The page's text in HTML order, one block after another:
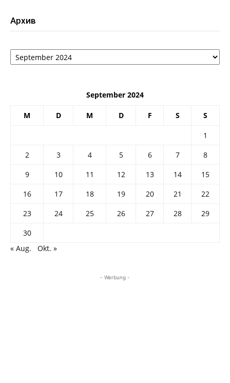
Архив
Архив
September 2024
M D M D F S S
1
2
3 4 5 6 7
8
9
10 11 12 13 14
15
16
17 18 19 20 21
22
23
24 25 26 27 28
29
30
« Aug.
Okt. »
- Werbung -